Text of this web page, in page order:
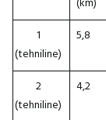
1
(tehniline)
5,8
2
(tehniline)
4,2